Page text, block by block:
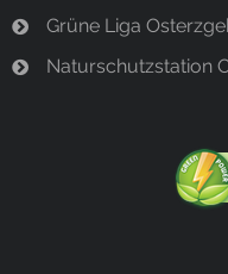
Grüne Liga
Naturschutzstation